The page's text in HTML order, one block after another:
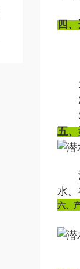
四
1
2
3
五
注
水
六、